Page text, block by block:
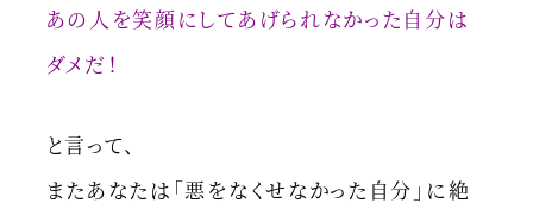
あの人を笑顔にしてあげられなかった自分は
ダメだ！
と言って、
またあなたは「悪をなくせなかった自分」に絶